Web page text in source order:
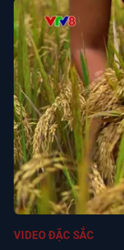
VIDEO ĐẶC SẮC